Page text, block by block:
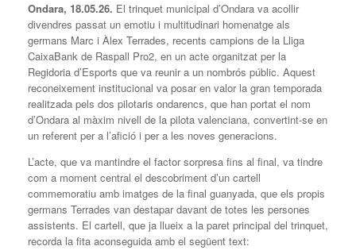
Ondara, 18.05.26. El trinquet municipal d’Ondara va acollir
divendres passat un emotiu i multitudinari homenatge als
germans Marc i Àlex Terrades, recents campions de la Lliga
CaixaBank de Raspall Pro2, en un acte organitzat per la
Regidoria d’Esports que va reunir a un nombrós públic. Aquest
reconeixement institucional va posar en valor la gran temporada
realitzada pels dos pilotaris ondarencs, que han portat el nom
d’Ondara al màxim nivell de la pilota valenciana, convertint-se en
un referent per a l’afició i per a les noves generacions.
L’acte, que va mantindre el factor sorpresa fins al final, va tindre
com a moment central el descobriment d’un cartell
commemoratiu amb imatges de la final guanyada, que els propis
germans Terrades van destapar davant de totes les persones
assistents. El cartell, que ja llueix a la paret principal del trinquet,
recorda la fita aconseguida amb el següent text: